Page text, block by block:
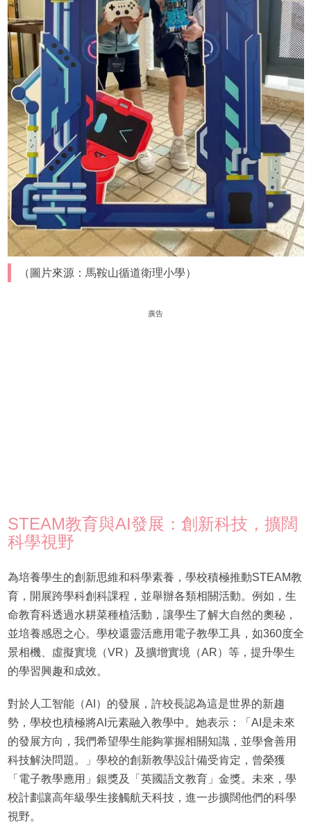
（圖片來源：馬鞍山循道衛理小學）
廣告
STEAM教育與AI發展：創新科技，擴闊
科學視野
為培養學生的創新思維和科學素養，學校積極推動STEAM教
育，開展跨學科創科課程，並舉辦各類相關活動。例如，生
命教育科透過水耕菜種植活動，讓學生了解大自然的奧秘，
並培養感恩之心。學校還靈活應用電子教學工具，如360度全
景相機、虛擬實境（VR）及擴增實境（AR）等，提升學生
的學習興趣和成效。
對於人工智能（AI）的發展，許校長認為這是世界的新趨
勢，學校也積極將AI元素融入教學中。她表示：「AI是未來
的發展方向，我們希望學生能夠掌握相關知識，並學會善用
科技解決問題。」學校的創新教學設計備受肯定，曾榮獲
「電子教學應用」銀獎及「英國語文教育」金獎。未來，學
校計劃讓高年級學生接觸航天科技，進一步擴闊他們的科學
視野。